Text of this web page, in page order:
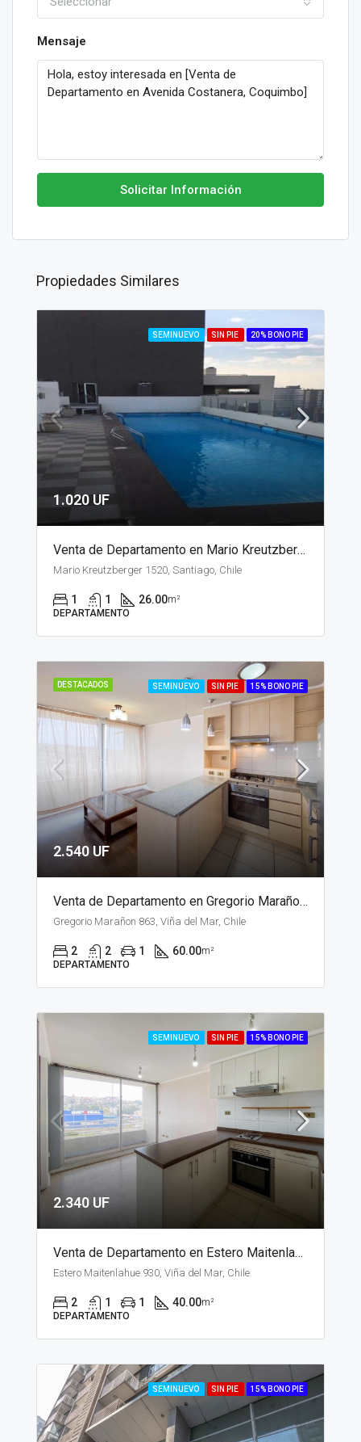
Mensaje
Solicitar Información
Propiedades Similares
SEMINUEVO SIN PIE 20% BONO PIE
1.020 UF
Venta de Departamento en Mario Kreutzberger, Santiago
Mario Kreutzberger 1520, Santiago, Chile
1 1 26.00m²
DEPARTAMENTO
DESTACADOS SEMINUEVO SIN PIE 15% BONO PIE
2.540 UF
Venta de Departamento en Gregorio Marañon, Viña del Mar
Gregorio Marañon 863, Viña del Mar, Chile
2 2 1 60.00m²
DEPARTAMENTO
SEMINUEVO SIN PIE 15% BONO PIE
2.340 UF
Venta de Departamento en Estero Maitenlahue, Santiago
Estero Maitenlahue 930, Viña del Mar, Chile
2 1 1 40.00m²
DEPARTAMENTO
SEMINUEVO SIN PIE 15% BONO PIE